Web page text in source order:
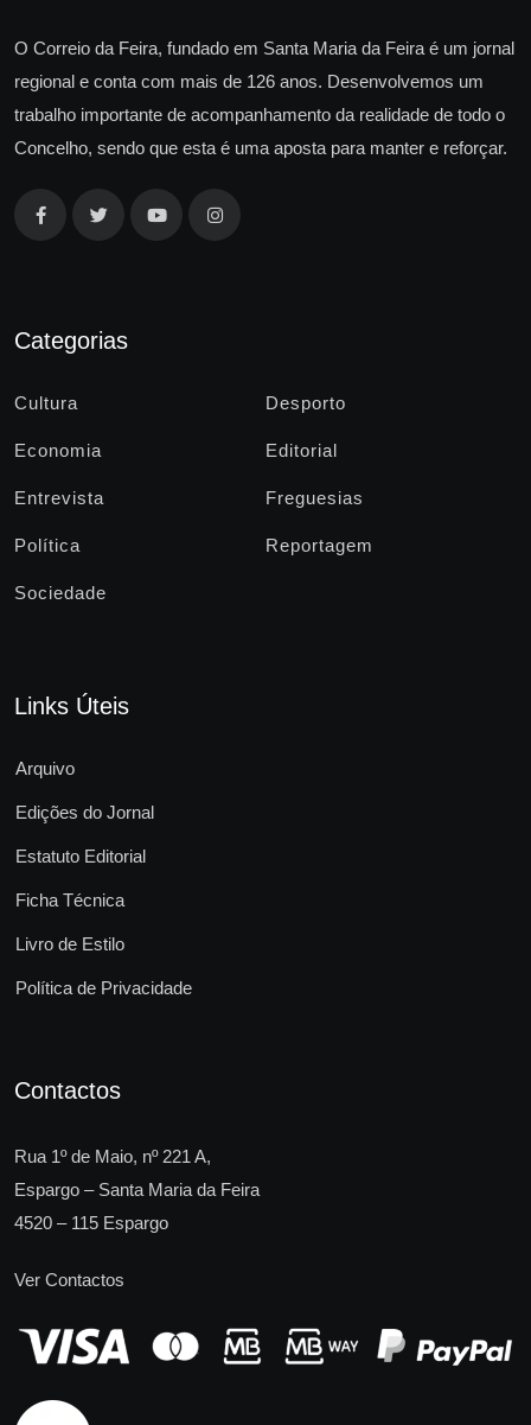
O Correio da Feira, fundado em Santa Maria da Feira é um jornal
regional e conta com mais de 126 anos. Desenvolvemos um
trabalho importante de acompanhamento da realidade de todo o
Concelho, sendo que esta é uma aposta para manter e reforçar.
Categorias
Cultura Desporto
Economia Editorial
Entrevista Freguesias
Política Reportagem
Sociedade
Links Úteis
Arquivo
Edições do Jornal
Estatuto Editorial
Ficha Técnica
Livro de Estilo
Política de Privacidade
Contactos
Rua 1º de Maio, nº 221 A,
Espargo – Santa Maria da Feira
4520 – 115 Espargo
Ver Contactos